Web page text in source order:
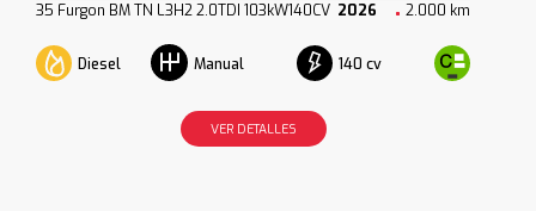
35 Furgon BM TN L3H2 2.0TDI 103kW140CV 2026 2.000 km
Diesel Manual 140 cv
VER DETALLES